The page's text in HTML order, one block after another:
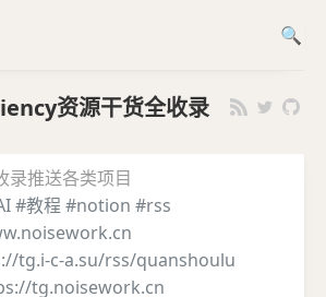
资源干货全收录
录推送各类项目
#教程 #notion #rss
tg.i-c-a.su/rss/quanshoulu
tg.noisework.cn